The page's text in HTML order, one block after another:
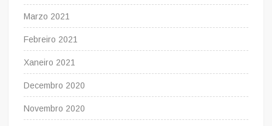
Marzo 2021
Febreiro 2021
Xaneiro 2021
Decembro 2020
Novembro 2020